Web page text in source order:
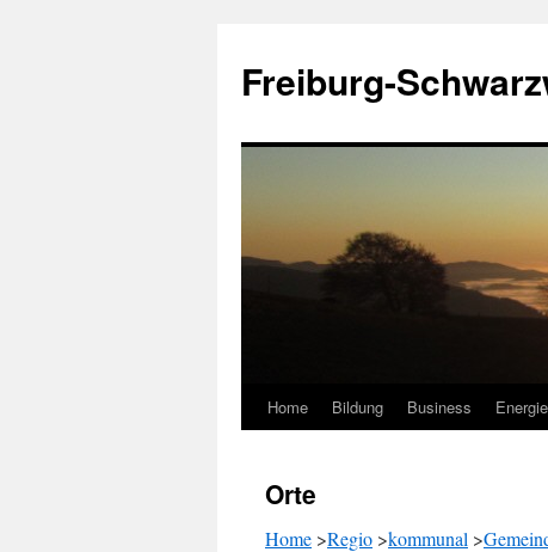
springen
Freiburg-
Home Bildung Business Energie
Orte
Home >Regio >kommunal >